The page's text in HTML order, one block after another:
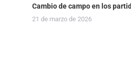
Cambio de campo en los
21 de marzo de 2026